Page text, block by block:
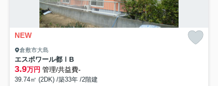
NEW
倉敷市大島
エスポワール都ⅠB
3.9万円 管理/共益費-
39.74㎡ (2DK) /築33年 /2階建